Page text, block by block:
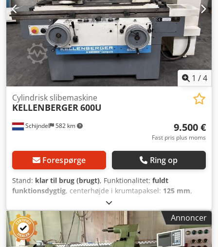
1 /4
Schijndel 582 km
Cylindrisk slibemaskine
KELLENBERGER600U
9.500 €
Fast pris plus moms
Forespørge Ring op
Stand: klar til brug (brugt), Funktionalitet: fuldt
funktionsdygtig, centerhøjde i krumtapaksel: 125 mm,
, slibelængde:
mellem centrene: 600 mm Centerafstand (standard): 125
mm Slibespindelhastigheder: 1500 / 1700 / 2200 / 3600
Slibehoved kan drejes: 360° Crjdpfx Aozmhtvja Uof
Tværbewegelse af slibehoved: 285 mm
Annoncer